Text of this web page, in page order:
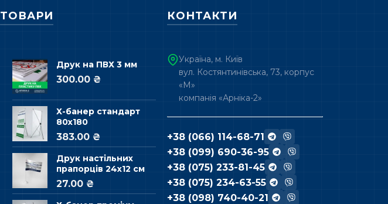
ТОВАРИ
Друк на ПВХ 3 мм
300.00 ₴
Х-банер стандарт
80х180
383.00 ₴
Друк настільних
прапорців 24х12 см
27.00 ₴
КОНТАКТИ
Україна, м. Київ
вул. Костянтинівська, 73, корпус
«М»
компанія «Арніка-2»
+38 (066) 114-68-71
+38 (099) 690-36-95
+38 (075) 233-81-45
+38 (075) 234-63-55
+38 (098) 740-40-21